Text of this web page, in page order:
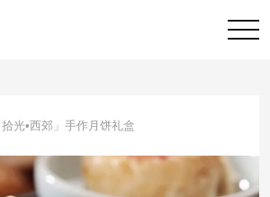
拾光•西郊」手作月饼礼盒